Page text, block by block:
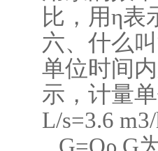
比，用η表
六、什么
单位时间
示，计量
L/s=3.6
G=Qρ G